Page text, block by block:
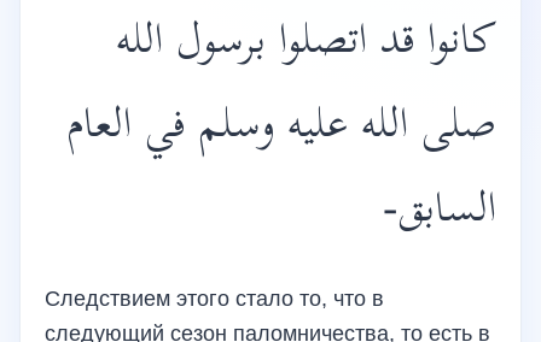
كانوا قد اتصلوا برسول الله
صلى الله عليه وسلم في العام
السابق-
Следствием этого стало то, что в
следующий сезон паломничества, то есть в